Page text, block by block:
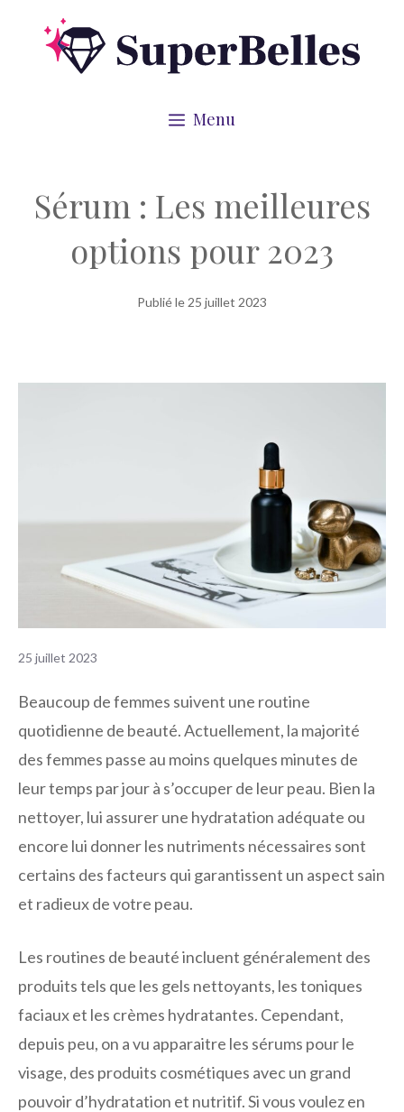
Menu
Sérum : Les meilleures
options pour 2023
Publié le 25 juillet 2023
25 juillet 2023
Beaucoup de femmes suivent une routine
quotidienne de beauté. Actuellement, la majorité
des femmes passe au moins quelques minutes de
leur temps par jour à s’occuper de leur peau. Bien la
nettoyer, lui assurer une hydratation adéquate ou
encore lui donner les nutriments nécessaires sont
certains des facteurs qui garantissent un aspect sain
et radieux de votre peau.
Les routines de beauté incluent généralement des
produits tels que les gels nettoyants, les toniques
faciaux et les crèmes hydratantes. Cependant,
depuis peu, on a vu apparaitre les sérums pour le
visage, des produits cosmétiques avec un grand
pouvoir d’hydratation et nutritif. Si vous voulez en